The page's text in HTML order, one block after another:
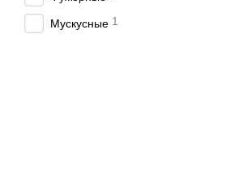
Мускусные 1